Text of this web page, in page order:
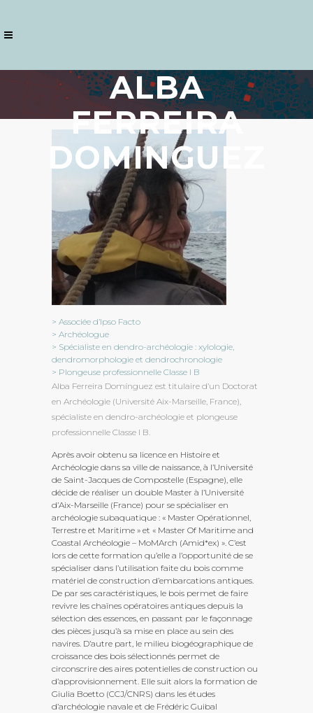
ALBA
FERREIRA
DOMINGUEZ
> Associée d’Ipso Facto
> Archéologue
> Spécialiste en dendro-archéologie : xylologie,
dendromorphologie et dendrochronologie
> Plongeuse professionnelle Classe I B
Alba Ferreira Domínguez est titulaire d’un Doctorat
en Archéologie (Université Aix-Marseille, France),
spécialiste en dendro-archéologie et plongeuse
professionnelle Classe I B.
Après avoir obtenu sa licence en Histoire et
Archéologie dans sa ville de naissance, à l’Université
de Saint-Jacques de Compostelle (Espagne), elle
décide de réaliser un double Master à l’Université
d’Aix-Marseille (France) pour se spécialiser en
archéologie subaquatique : « Master Opérationnel,
Terrestre et Maritime » et « Master Of Maritime and
Coastal Archéologie – MoMArch (Amid*ex) ». C’est
lors de cette formation qu’elle a l’opportunité de se
spécialiser dans l’utilisation faite du bois comme
matériel de construction d’embarcations antiques.
De par ses caractéristiques, le bois permet de faire
revivre les chaînes opératoires antiques depuis la
sélection des essences, en passant par le façonnage
des pièces jusqu’à sa mise en place au sein des
navires. D’autre part, le milieu biogéographique de
croissance des bois sélectionnés permet de
circonscrire des aires potentielles de construction ou
d’approvisionnement. Elle suit alors la formation de
Giulia Boetto (CCJ/CNRS) dans les études
d’archéologie navale et de Frédéric Guibal